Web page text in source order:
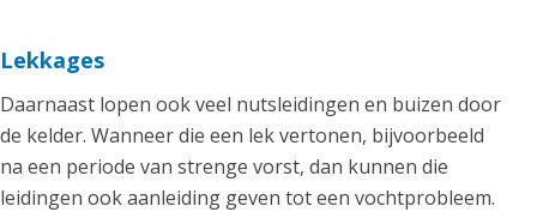
Lekkages
Daarnaast lopen ook veel nutsleidingen en buizen door
de kelder. Wanneer die een lek vertonen, bijvoorbeeld
na een periode van strenge vorst, dan kunnen die
leidingen ook aanleiding geven tot een vochtprobleem.